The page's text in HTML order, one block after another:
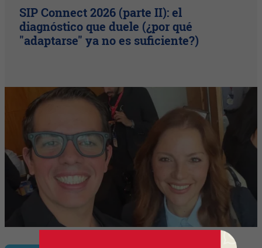
SIP Connect 2026 (parte II): el
diagnóstico que duele (¿por qué
"adaptarse" ya no es suficiente?)